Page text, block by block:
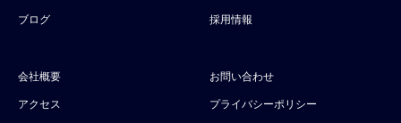
ブログ
採用情報
会社概要
アクセス
お問い合わせ
プライバシーポリシー